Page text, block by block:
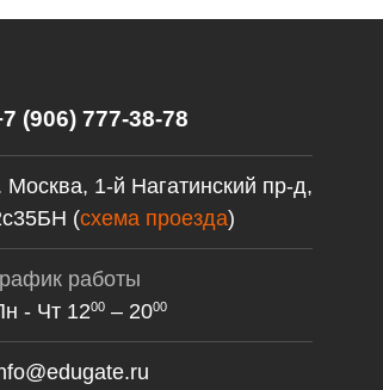
(906) 777-38-78
Москва, 1-й Нагатинский пр-д,
(схема проезда)
работы
- Чт 1200 – 2000